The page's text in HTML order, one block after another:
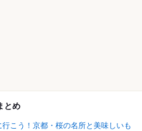
とめ
こう！京都・桜の名所と美味しいも